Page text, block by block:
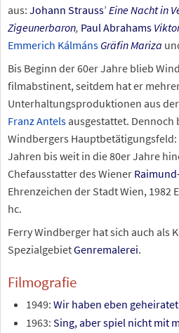
aus: Johann Strauss’ Eine Nacht in
Zigeunerbaron, Paul Abrahams
Emmerich Kálmáns Gräfin Mariza
Bis Beginn der 60er Jahre blieb
filmabstinent, seitdem hat er
Unterhaltungsproduktionen aus der
Franz Antels ausgestattet. Dennoch
Windbergers
Jahren bis weit in die 80er Jahre
Chefausstatter des Wiener
Ehrenzeichen der Stadt Wien, 1982
hc.
Ferry Windberger hat sich auch als
SpezialgebietGenremalerei.
Filmografie
1949: Wir haben eben geheiratet
1963: Sing, aber spiel nicht mit